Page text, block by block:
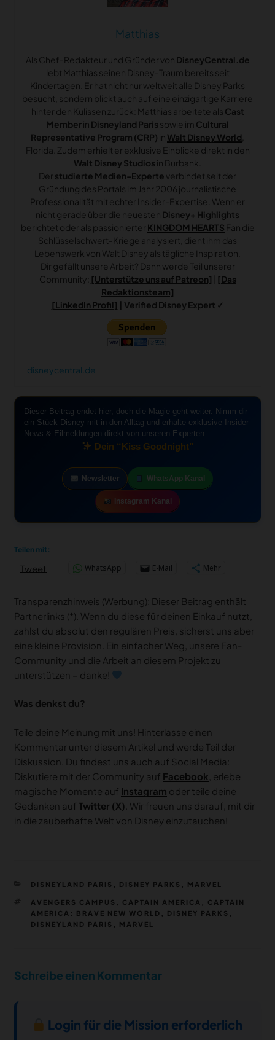
Matthias
Als Chef-Redakteur und Gründer von DisneyCentral.de
lebt Matthias seinen Disney-Traum bereits seit
Kindertagen. Er hat nicht nur weltweit alle Disney Parks
besucht, sondern blickt auch auf eine einzigartige Karriere
hinter den Kulissen zurück: Matthias arbeitete als Cast
Memberin Disneyland Paris sowie im Cultural
Representative Program (CRP) in Walt Disney World
Florida. Zudem erhielt er exklusive Einblicke direkt in den
Walt Disney Studios in Burbank.
Der studierte Medien-Experte verbindet seit der
Gründung des Portals im Jahr 2006 journalistische
Professionalität mit echter Insider-Expertise. Wenn er
nicht gerade über die neuesten Disney+ Highlights
berichtet oder als passionierter KINGDOM HEARTS Fan die
Schlüsselschwert-Kriege analysiert, dient ihm das
Lebenswerk von Walt Disney als tägliche Inspiration.
Dir gefällt unsere Arbeit? Dann werde Teil unserer
Community: [Unterstütze uns auf Patreon]
[Das
Redaktionsteam]
[LinkedIn Profil] | Verified Disney Expert ✓
disneycentral.de
Dieser Beitrag endet hier, doch die Magie geht weiter. Nimm dir
ein Stück Disney mit in den Alltag und erhalte exklusive Insider-
News & Eilmeldungen direkt von unseren Experten.
Dein “Kiss Goodnight”
Newsletter WhatsApp Kanal
Instagram Kanal
Teilen mit:
Tweet WhatsApp E-Mail Mehr
Transparenzhinweis (Werbung): Dieser Beitrag enthält
Partnerlinks (*). Wenn du diese für deinen Einkauf nutzt,
zahlst du absolut den regulären Preis, sicherst uns aber
eine kleine Provision. Ein einfacher Weg, unsere Fan-
Community und die Arbeit an diesem Projekt zu
unterstützen – danke!
Was denkst du?
Teile deine Meinung mit uns! Hinterlasse einen
Kommentar unter diesem Artikel und werde Teil der
Diskussion. Du findest uns auch auf Social Media:
Diskutiere mit der Community auf Facebook , erlebe
magische Momente auf Instagram oder teile deine
Gedanken auf Twitter (X) . Wir freuen uns darauf, mit dir
in die zauberhafte Welt von Disney einzutauchen!
KATEGORIEN
DISNEYLAND PARIS DISNEY PARKS MARVEL
SCHLAGWÖRTER
AVENGERS CAMPUS CAPTAIN AMERICA
CAPTAIN
AMERICA: BRAVE NEW WORLD
DISNEY PARKS
DISNEYLAND PARIS
MARVEL
Schreibe einen Kommentar
Login für die Mission erforderlich